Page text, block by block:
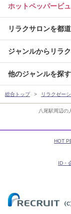
八尾駅周辺の
ホットペッパービ
リラクサロンを都
ジャンルからリラ
他のジャンルを探す
総合トップ リラクゼー
HOT
ID・